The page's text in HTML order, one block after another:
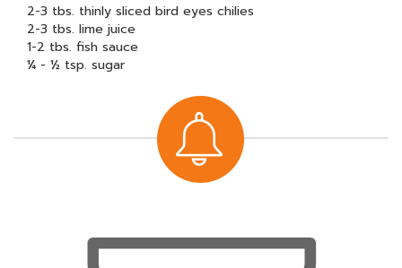
2-3 tbs. thinly sliced bird eyes chilies
2-3 tbs. lime juice
1-2 tbs. fish sauce
¼ - ½ tsp. sugar